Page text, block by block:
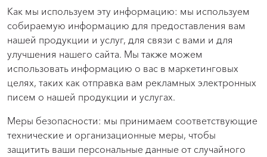
Как мы используем эту информацию: мы используем
собираемую информацию для предоставления вам
нашей продукции и услуг, для связи с вами и для
улучшения нашего сайта. Мы также можем
использовать информацию о вас в маркетинговых
целях, таких как отправка вам рекламных электронных
писем о нашей продукции и услугах.
Меры безопасности: мы принимаем соответствующие
технические и организационные меры, чтобы
защитить ваши персональные данные от случайного